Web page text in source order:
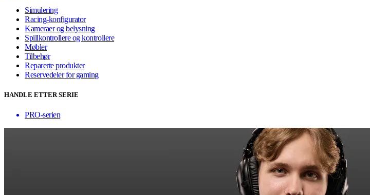
Simulering
Racing-konfigurator
Kameraer og belysning
Spillkontrollere og kontrollere
Møbler
Tilbehør
Reparerte produkter
Reservedeler for gaming
HANDLE ETTER SERIE
PRO-serien